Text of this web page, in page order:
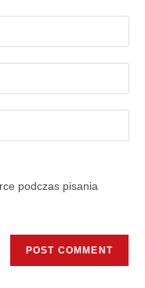
podczas pisania